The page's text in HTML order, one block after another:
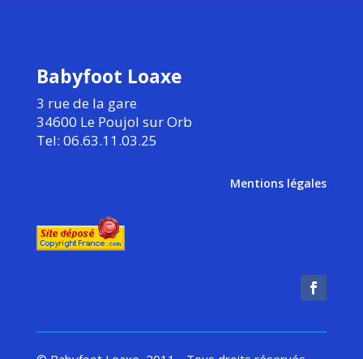
Babyfoot Loaxe
3 rue de la gare
34600 Le Poujol sur Orb
Tel: 06.63.11.03.25
Mentions légales